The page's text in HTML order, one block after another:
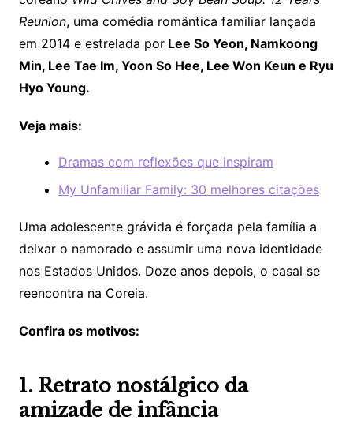
Reunion, uma comédia romântica familiar lançada
em 2014 e estrelada porLee So Yeon, Namkoong
Min, Lee Tae Im, Yoon So Hee, Lee Won Keun e Ryu
Hyo Young.
Veja mais:
Dramas com reflexões que inspiram
My Unfamiliar Family: 30 melhores citações
Uma adolescente grávida é forçada pela família a
deixar o namorado e assumir uma nova identidade
nos Estados Unidos. Doze anos depois, o casal se
reencontra na Coreia.
Confira os motivos:
1. Retrato nostálgico da
amizade de infância